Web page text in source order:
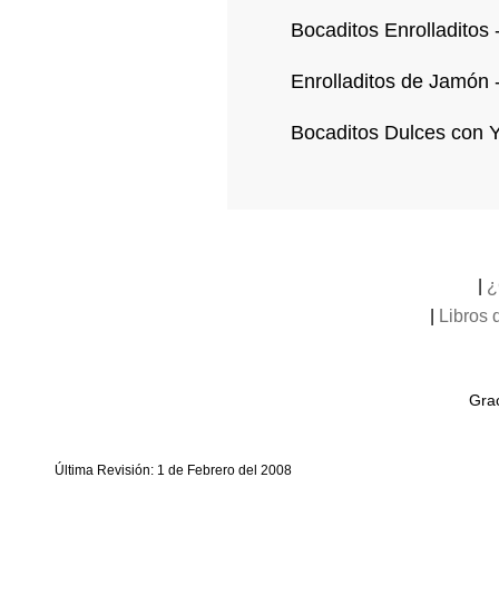
Bocaditos Enrolladitos
Enrolladitos de Jamón
Bocaditos Dulces con
Libros
Última Revisión: 1 de Febrero del 2008